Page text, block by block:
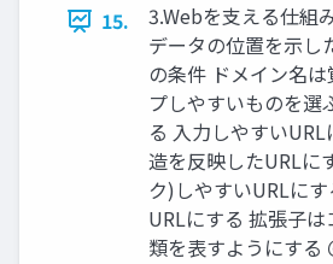
15.
3.Webを⽀える仕組
データの位置を⽰し
の条件 ドメイン名
プしやすいものを選
る ⼊⼒しやすい
造を反映したURLに
ク)しやすいURLに
URLにする 拡張⼦
類を表すようにす